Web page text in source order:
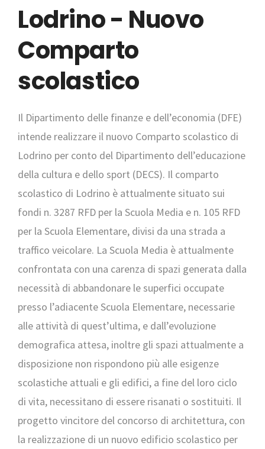
Lodrino - Nuovo
Comparto
scolastico
Il Dipartimento delle finanze e dell’economia (DFE)
intende realizzare il nuovo Comparto scolastico di
Lodrino per conto del Dipartimento dell’educazione
della cultura e dello sport (DECS). Il comparto
scolastico di Lodrino è attualmente situato sui
fondi n. 3287 RFD per la Scuola Media e n. 105 RFD
per la Scuola Elementare, divisi da una strada a
traffico veicolare. La Scuola Media è attualmente
confrontata con una carenza di spazi generata dalla
necessità di abbandonare le superfici occupate
presso l’adiacente Scuola Elementare, necessarie
alle attività di quest’ultima, e dall’evoluzione
demografica attesa, inoltre gli spazi attualmente a
disposizione non rispondono più alle esigenze
scolastiche attuali e gli edifici, a fine del loro ciclo
di vita, necessitano di essere risanati o sostituiti. Il
progetto vincitore del concorso di architettura, con
la realizzazione di un nuovo edificio scolastico per